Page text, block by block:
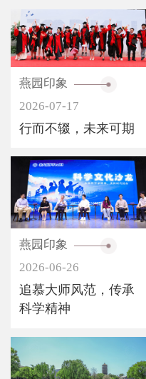
燕园印象
2026-07-17
行而不辍，未来可期
燕园印象
2026-06-26
追慕大师风范，传承
科学精神